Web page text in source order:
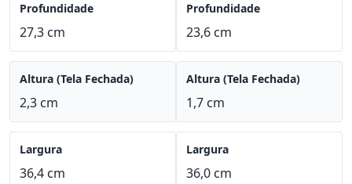
Profundidade
27,3 cm
Altura (Tela Fechada)
2,3 cm
Largura
36,4 cm
Profundidade
23,6 cm
Altura (Tela Fechada)
1,7 cm
Largura
36,0 cm